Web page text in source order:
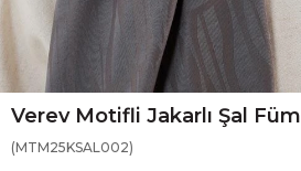
Verev Motifli Jakarlı Şal
(MTM25KSAL002)